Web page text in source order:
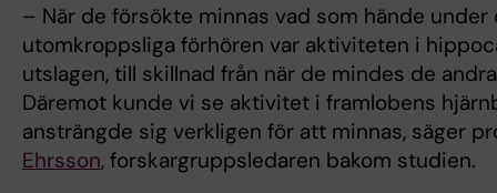
– När de försökte minnas vad som hände under
utomkroppsliga förhören var aktiviteten i
utslagen, till skillnad från när de mindes de
Däremot kunde vi se aktivitet i framlobens
ansträngde sig verkligen för att minnas, säger
Ehrsson, forskargruppsledaren bakom studien.